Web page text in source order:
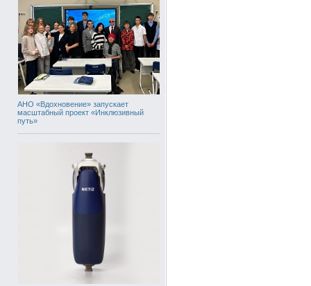
АНО «Вдохновение» запускает
масштабный проект «Инклюзивный
путь»